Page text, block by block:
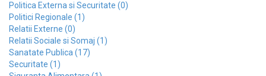
Politica Externa si Securitate (0)
Politici Regionale (1)
Relatii Externe (0)
Relatii Sociale si Somaj (1)
Sanatate Publica (17)
Securitate (1)